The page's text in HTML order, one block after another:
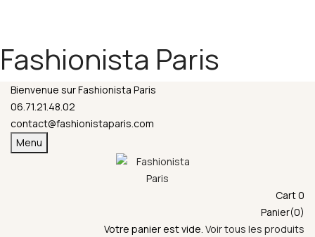
Fashionista Paris
Bienvenue sur Fashionista Paris
06.71.21.48.02
contact@fashionistaparis.com
Menu
Cart0
Panier(0)
Votre panier est vide. Voir tous les produits
possible durant cette période.